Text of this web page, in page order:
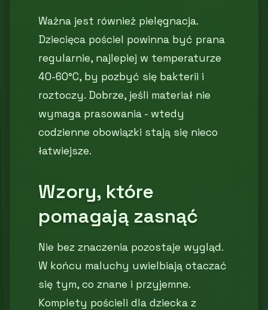
Ważna jest również pielęgnacja.
Dziecięca pościel powinna być prana
regularnie, najlepiej w temperaturze
40-60°C, by pozbyć się bakterii i
roztoczy. Dobrze, jeśli materiał nie
wymaga prasowania - wtedy
codzienne obowiązki stają się nieco
łatwiejsze.
Wzory, które
pomagają zasnąć
Nie bez znaczenia pozostaje wygląd.
W końcu maluchy uwielbiają otaczać
się tym, co znane i przyjemne.
Komplety pościeli dla dziecka z